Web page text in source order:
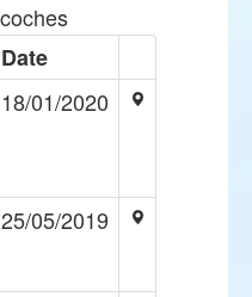
Date
18/01/2020
25/05/2019